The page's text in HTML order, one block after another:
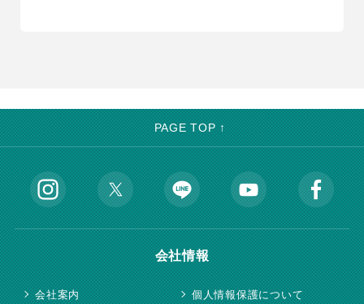
PAGE TOP ↑
会社情報
会社案内 個人情報保護について